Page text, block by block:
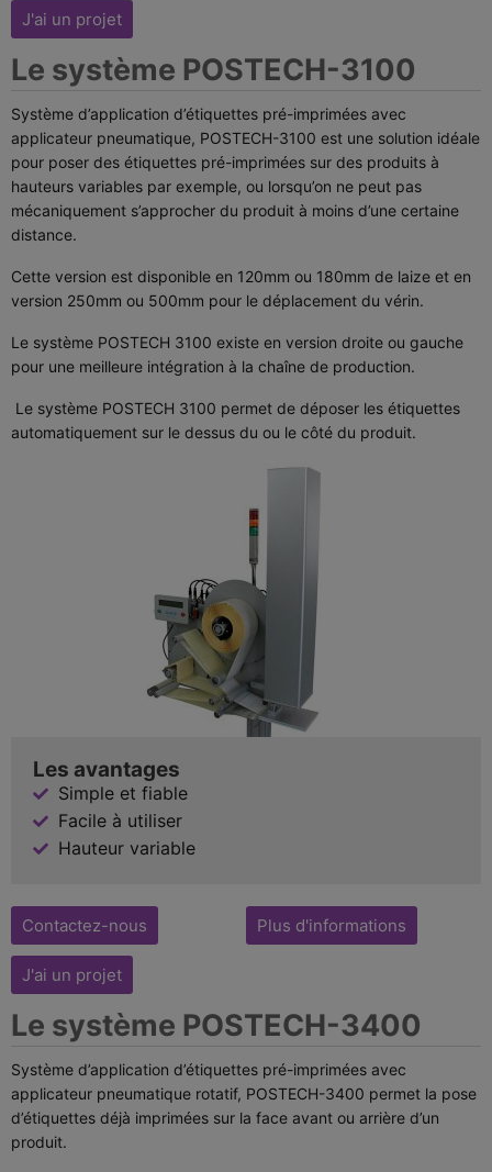
J'ai un projet
Le système POSTECH-3100
Système d’application d’étiquettes pré-imprimées avec
applicateur pneumatique, POSTECH-3100 est une solution idéale
pour poser des étiquettes pré-imprimées sur des produits à
hauteurs variables par exemple, ou lorsqu’on ne peut pas
mécaniquement s’approcher du produit à moins d’une certaine
distance.
Cette version est disponible en 120mm ou 180mm de laize et en
version 250mm ou 500mm pour le déplacement du vérin.
Le système POSTECH 3100 existe en version droite ou gauche
pour une meilleure intégration à la chaîne de production.
Le système POSTECH 3100 permet de déposer les étiquettes
automatiquement sur le dessus du ou le côté du produit.
Les avantages
Simple et fiable
Facile à utiliser
Hauteur variable
Contactez-nous
J'ai un projet
Plus d'informations
Le système POSTECH-3400
Système d’application d’étiquettes pré-imprimées avec
applicateur pneumatique rotatif, POSTECH-3400 permet la pose
d’étiquettes déjà imprimées sur la face avant ou arrière d’un
produit.